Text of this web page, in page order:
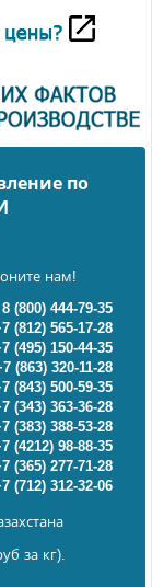
по
нам!
8 (800) 444-79-35
(812) 565-17-28
(495) 150-44-35
(863) 320-11-28
(843) 500-59-35
(343) 363-36-28
(383) 388-53-28
(4212) 98-88-35
(365) 277-71-28
(712) 312-32-06
за кг).